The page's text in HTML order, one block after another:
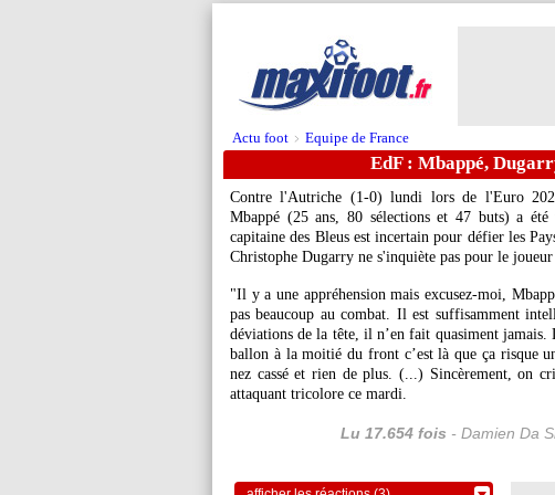
Actu foot > Equipe de France
EdF : Mbappé,
Contre l'Autriche (1-0) lundi lors de l'Euro
Mbappé (25 ans, 80 sélections et 47 buts) a
capitaine des Bleus est incertain pour défier les
Christophe Dugarry ne s'inquiète pas pour le
"Il y a une appréhension mais excusez-moi,
pas beaucoup au combat. Il est suffisamment
déviations de la tête, il n’en fait quasiment
ballon à la moitié du front c’est là que ça risque
nez cassé et rien de plus. (...) Sincèrement, on
attaquant tricolore ce mardi.
Lu 17.654 fois - Damien Da